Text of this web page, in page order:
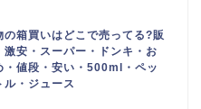
の箱買いはどこで売ってる?販
激安・スーパー・ドンキ・お
・値段・安い・500ml・ペッ
ル・ジュース